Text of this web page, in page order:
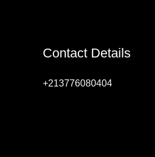
Contact Details
+213776080404